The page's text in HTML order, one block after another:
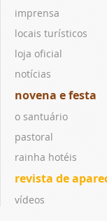
imprensa
locais turísticos
loja oficial
notícias
novena e festa
o santuário
pastoral
rainha hotéis
revista de
vídeos